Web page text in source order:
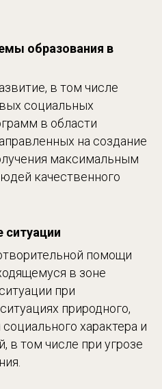
образования в
в том числе
социальных
в области
на создание
максимальным
качественного
помощи
в зоне
при
природного,
характера и
в том числе при угрозе